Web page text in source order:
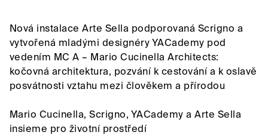
Nová instalace Arte Sella podporovaná Scrigno a
vytvořená mladými designéry YACademy pod
vedením MC A – Mario Cucinella Architects:
kočovná architektura, pozvání k cestování a k oslavě
posvátnosti vztahu mezi člověkem a přírodou
Mario Cucinella, Scrigno, YACademy a Arte Sella
insieme pro životní prostředí